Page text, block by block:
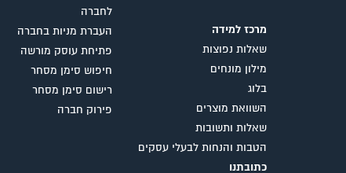
מרכז למידה
שאלות נפוצות
מילון מונחים
בלוג
השוואת מוצרים
שאלות ותשובות
הטבות והנחות לבעלי עסקים
כתובתנו
לחברה
העברת מניות בחברה
פתיחת עוסק מורשה
חיפוש סימן מסחר
רישום סימן מסחר
פירוק חברה